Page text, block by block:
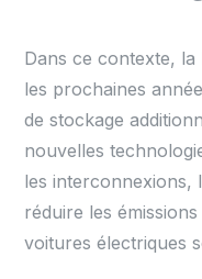
Dans ce contexte,
les prochaines
de stockage
nouvelles
les interconnexions,
réduire les
voitures électriques